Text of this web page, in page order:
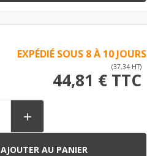
EXPÉDIÉ SOUS 8 À 10 JOURS
(37,34 HT)
44,81 € TTC

AJOUTER AU PANIER